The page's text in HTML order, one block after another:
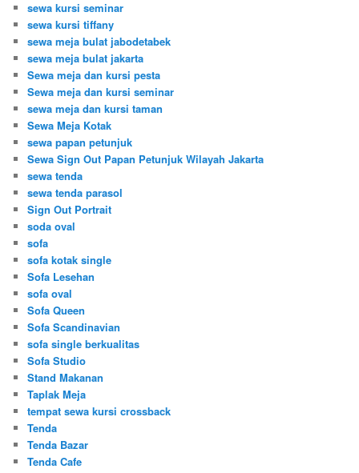
sewa kursi seminar
sewa kursi tiffany
sewa meja bulat jabodetabek
sewa meja bulat jakarta
Sewa meja dan kursi pesta
Sewa meja dan kursi seminar
sewa meja dan kursi taman
Sewa Meja Kotak
sewa papan petunjuk
Sewa Sign Out Papan Petunjuk Wilayah Jakarta
sewa tenda
sewa tenda parasol
Sign Out Portrait
soda oval
sofa
sofa kotak single
Sofa Lesehan
sofa oval
Sofa Queen
Sofa Scandinavian
sofa single berkualitas
Sofa Studio
Stand Makanan
Taplak Meja
tempat sewa kursi crossback
Tenda
Tenda Bazar
Tenda Cafe